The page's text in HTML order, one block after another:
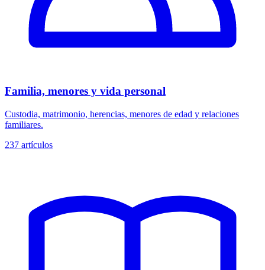
Familia, menores y vida personal
Custodia, matrimonio, herencias, menores de edad y relaciones
familiares.
237 artículos